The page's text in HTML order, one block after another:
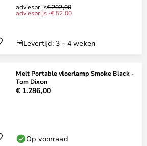
adviesprijs€ 202,00
adviesprijs -€ 52,00
Levertijd: 3 - 4 weken
Melt Portable vloerlamp Smoke Black -
Tom Dixon
€ 1.286,00
Op voorraad